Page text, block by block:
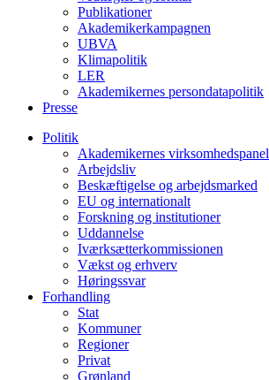
Publikationer
Akademikerkampagnen
UBVA
Klimapolitik
LER
Akademikernes persondatapolitik
Presse
Politik
Akademikernes virksomhedspanel
Arbejdsliv
Beskæftigelse og arbejdsmarked
EU og internationalt
Forskning og institutioner
Uddannelse
Iværksætterkommissionen
Vækst og erhverv
Høringssvar
Forhandling
Stat
Kommuner
Regioner
Privat
Grønland